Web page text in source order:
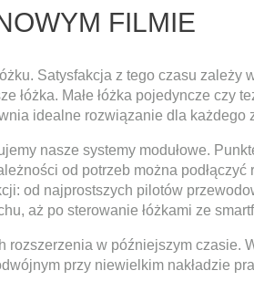
FILMIE
Satysfakcja z tego czasu zależy
łóżka. Małe łóżka pojedyncze czy
idealne rozwiązanie dla każdego
nasze systemy modułowe.
od potrzeb można podłączyć
od najprostszych pilotów
aż po sterowanie łóżkami ze
rozszerzenia w późniejszym czasie.
przy niewielkim nakładzie